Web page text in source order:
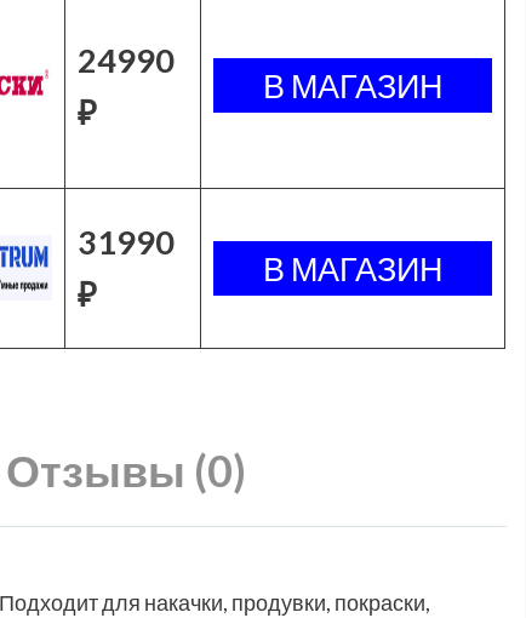
24990
₽
31990
₽
Отзывы (0)
для накачки, продувки, покраски,